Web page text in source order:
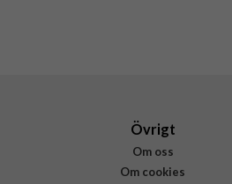
Övrigt
Om oss
Om cookies